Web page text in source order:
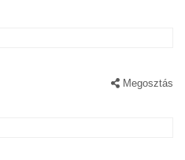
Megosztás